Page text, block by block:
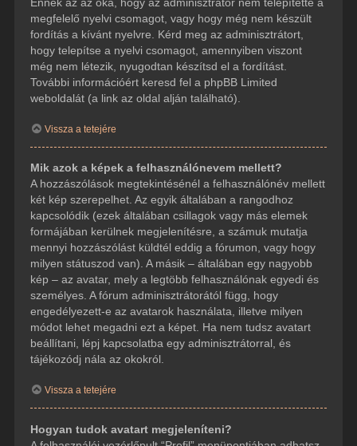
megfelelő nyelvi csomagot, vagy hogy még nem készült
fordítás a kívánt nyelvre. Kérd meg az adminisztrátort,
hogy telepítse a nyelvi csomagot, amennyiben viszont
még nem létezik, nyugodtan készítsd el a fordítást.
További információért keresd fel a phpBB Limited
weboldalát (a link az oldal alján található).
Vissza a tetejére
Mik azok a képek a felhasználónevem mellett?
A hozzászólások megtekintésénél a felhasználónév mellett
két kép szerepelhet. Az egyik általában a rangodhoz
kapcsolódik (ezek általában csillagok vagy más elemek
formájában kerülnek megjelenítésre, a számuk mutatja
mennyi hozzászólást küldtél eddig a fórumon, vagy hogy
milyen státuszod van). A másik – általában egy nagyobb
kép – az avatar, mely a legtöbb felhasználónak egyedi és
személyes. A fórum adminisztrátorától függ, hogy
engedélyezett-e az avatarok használata, illetve milyen
módot lehet megadni ezt a képet. Ha nem tudsz avatart
beállítani, lépj kapcsolatba egy adminisztrátorral, és
tájékozódj nála az okokról.
Vissza a tetejére
Hogyan tudok avatart megjeleníteni?